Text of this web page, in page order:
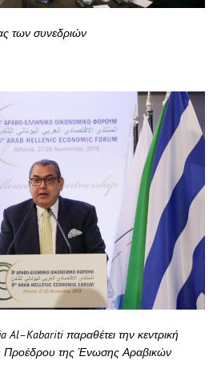
των συνεδριών
Al–Kabariti παραθέτει την κεντρική
Προέδρου της Ένωσης Αραβικών